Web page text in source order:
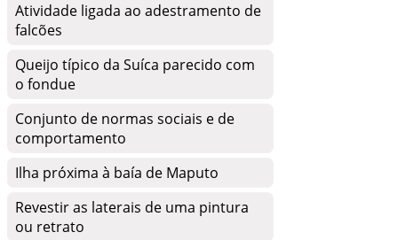
Atividade ligada ao adestramento de
falcões
Queijo típico da Suíca parecido com
o fondue
Conjunto de normas sociais e de
comportamento
Ilha próxima à baía de Maputo
Revestir as laterais de uma pintura
ou retrato